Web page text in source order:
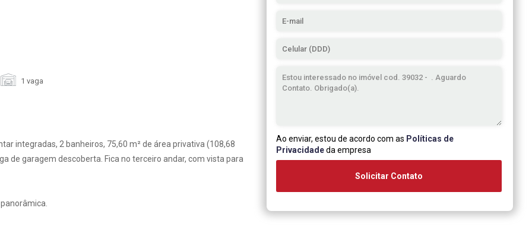
1 vaga
integradas, 2 banheiros, 75,60 m² de área privativa (108,68
de garagem descoberta. Fica no terceiro andar, com vista para
Ao enviar, estou de acordo com as Políticas de
Privacidadeda empresa
Solicitar Contato